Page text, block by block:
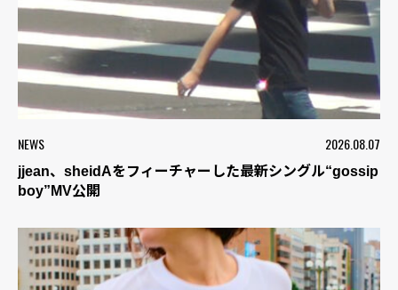
NEWS 2026.08.07
jjean、sheidAをフィーチャーした最新シングル“gossip
boy”MV公開